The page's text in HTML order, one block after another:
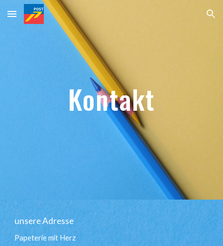
Skip to main content Skip to navigation
Kontakt
unsere Adresse
Papeterie mit Herz